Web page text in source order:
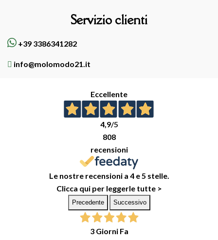
Servizio clienti
+39 3386341282
info@molomodo21.it
Eccellente
4,9/5
808
recensioni
Le nostre recensioni a 4 e 5 stelle.
Clicca qui per leggerle tutte >
Precedente Successivo
3 Giorni Fa